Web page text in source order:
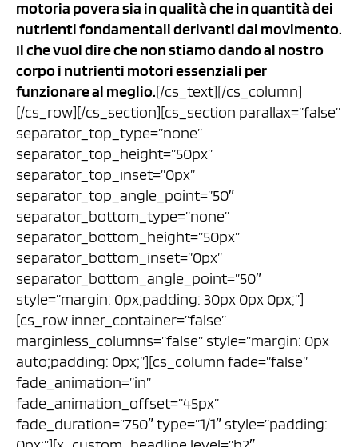
motoria povera sia in qualità che in quantità dei
nutrienti fondamentali derivanti dal movimento.
Il che vuol dire che non stiamo dando al nostro
corpo i nutrienti motori essenziali per
funzionare al meglio.[/cs_text][/cs_column]
[/cs_row][/cs_section][cs_section parallax=”false”
separator_top_type=”none”
separator_top_height=”50px”
separator_top_inset=”0px”
separator_top_angle_point=”50″
separator_bottom_type=”none”
separator_bottom_height=”50px”
separator_bottom_inset=”0px”
separator_bottom_angle_point=”50″
style=”margin: 0px;padding: 30px 0px 0px;”]
[cs_row inner_container=”false”
marginless_columns=”false” style=”margin: 0px
auto;padding: 0px;”][cs_column fade=”false”
fade_animation=”in”
fade_animation_offset=”45px”
fade_duration=”750″ type=”1/1″ style=”padding: